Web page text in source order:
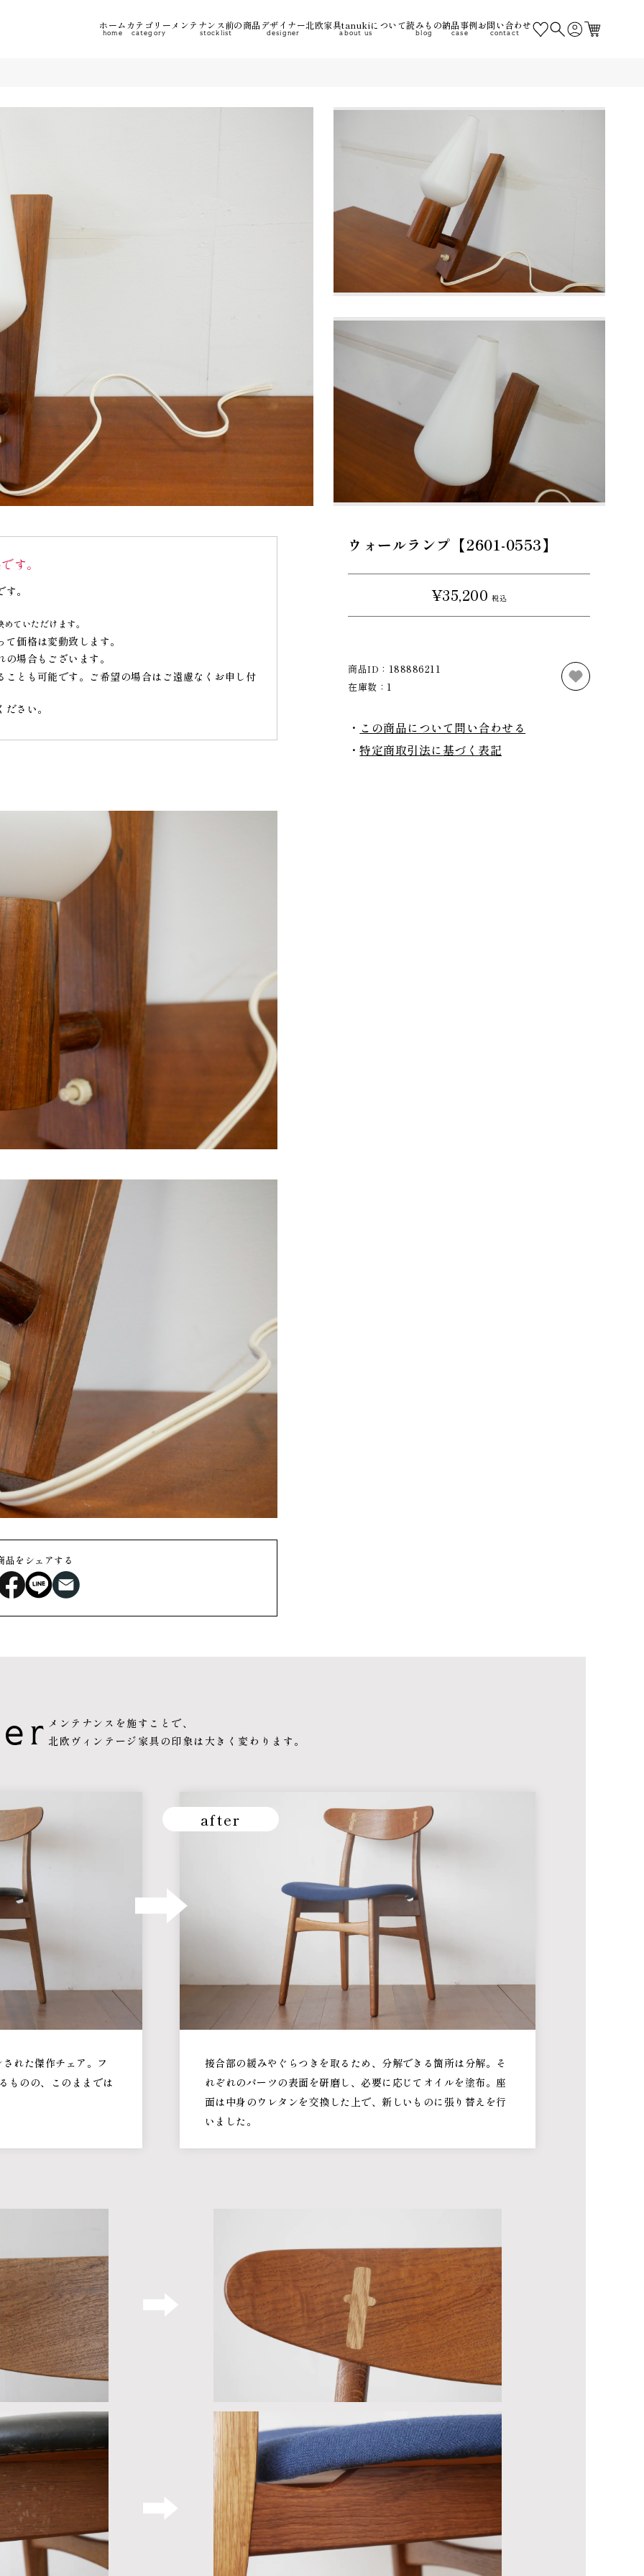
ホーム
home
カテゴリー
category
メンテナンス前の商品
stocklist
デザイナー
designer
北欧家具tanukiについて
about us
読みもの
blog
納品事例
case
お問い合わせ
contact
ウォールランプ【2601-0553】
¥35,200 税込
商品ID： 188886211
在庫数： 1
この商品について問い合わせる
特定商取引法に基づく表記
す。
。
ていただけます。
価格は変動致します。
場合もございます。
とも可能です。ご希望の場合はご遠慮なくお申し付
さい。
品をシェアする
メンテナンスを施すことで、
北欧ヴィンテージ家具の印象は 大きく変わります。
れた傑作チェア。フ
ものの、このままでは
after
接合部の緩みやぐらつきを取るため、分解できる箇所は分解。そ
れぞれのパーツの表面を研磨し、必要に応じてオイルを塗布。座
面は中身のウレタンを交換した上で、新しいものに張り替えを行
いました。